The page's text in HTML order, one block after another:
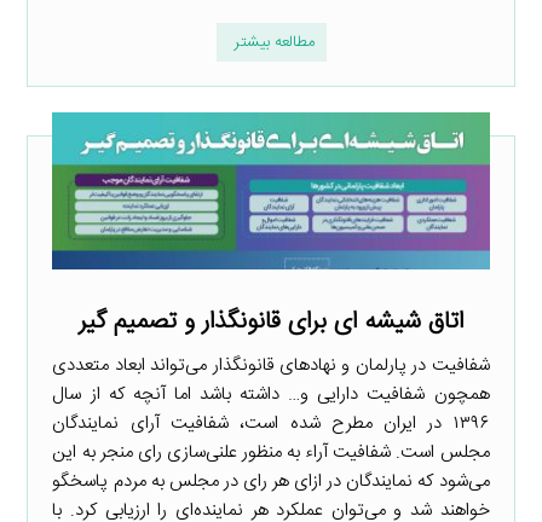
مطالعه بیشتر
اتاق شیشه ای برای قانونگذار و تصمیم گیر
شفافیت در پارلمان و نهادهای قانونگذار می‌تواند ابعاد متعددی
همچون شفافیت دارایی و… داشته باشد اما آنچه که از سال
۱۳۹۶ در ایران مطرح شده است، شفافیت آرای نمایندگان
مجلس است. شفافیت آراء به منظور علنی‌سازی رای منجر به این
می‌شود که نمایندگان در ازای هر رای در مجلس به مردم پاسخگو
خواهند شد و می‌توان عملکرد هر نماینده‌ای را ارزیابی کرد. با